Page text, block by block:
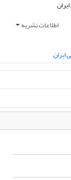
اطلاعات نشریه